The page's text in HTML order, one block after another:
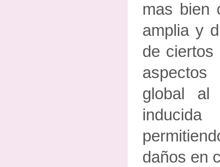
mas bien
amplia y
de ciertos
global
daños en